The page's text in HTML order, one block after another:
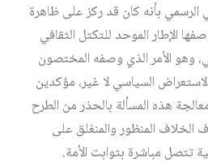
بأنه كان قد ركز على ظاهرة
الإطار الموحد للتكتل الثقافي
وهو الأمر الذي وصفه المختصون
السياسي لا غير، مؤكدين
هذه المسألة بالحذر من الطرح
الخلاف المنظور والمنغلق على
تتصل مباشرة بثوابت الأمة.